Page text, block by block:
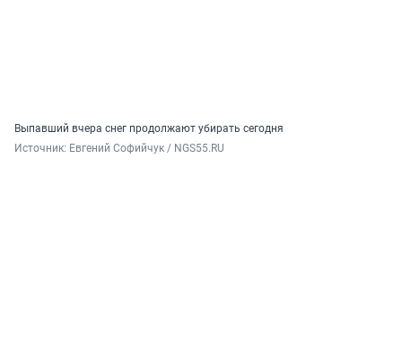
Выпавший вчера снег продолжают убирать сегодня
Источник: Евгений Софийчук / NGS55.RU